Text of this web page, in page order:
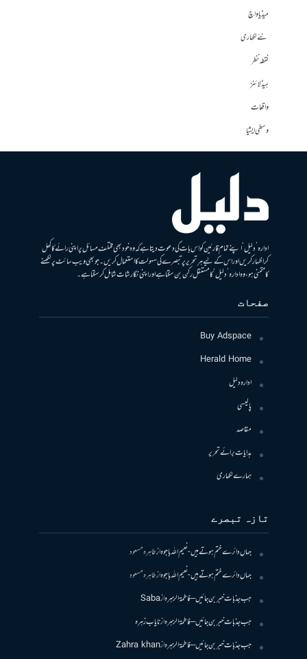
میڈیا واچ
نئے لکھاری
نقطہ نظر
ہیڈلائنز
واقعات
وسطی ایشیا
ادارہ ’دلیل‘ اپنے تمام قارئین کو اس بات کی دعوت دیتا ہے کہ وہ خود بھی مختلف مسائل پر اپنی رائے کا کھل
کر اظہار کریں اور اس کے لیے ہر تحریر پر تبصرے کی سہولت کا استعمال کریں۔ جو بھی ویب سائٹ پر لکھنے
کا متمنی ہو، وہ ادارہ ’دلیل‘ کا مستقل رکن بن سکتا ہے اور اپنی نگارشات شامل کرسکتا ہے۔
صفحات
Buy Adspace
Herald Home
ادارہ دلیل
پالیسی
مقاصد
ہدایات برائے تحریر
ہمارے لکھاری
تازہ تبصرے
جہاں دائرے ختم ہوتے ہیں- نعیم اللہ باجوہازطاہرہ مسعود
جہاں دائرے ختم ہوتے ہیں- نعیم اللہ باجوہازطاہرہ مسعود
جب جذبات خبر بن جائیں – فاطمۃالزہرہازSaba
جب جذبات خبر بن جائیں – فاطمۃالزہرہازنایاب زہرہ
جب جذبات خبر بن جائیں – فاطمۃالزہرہازZahra khan